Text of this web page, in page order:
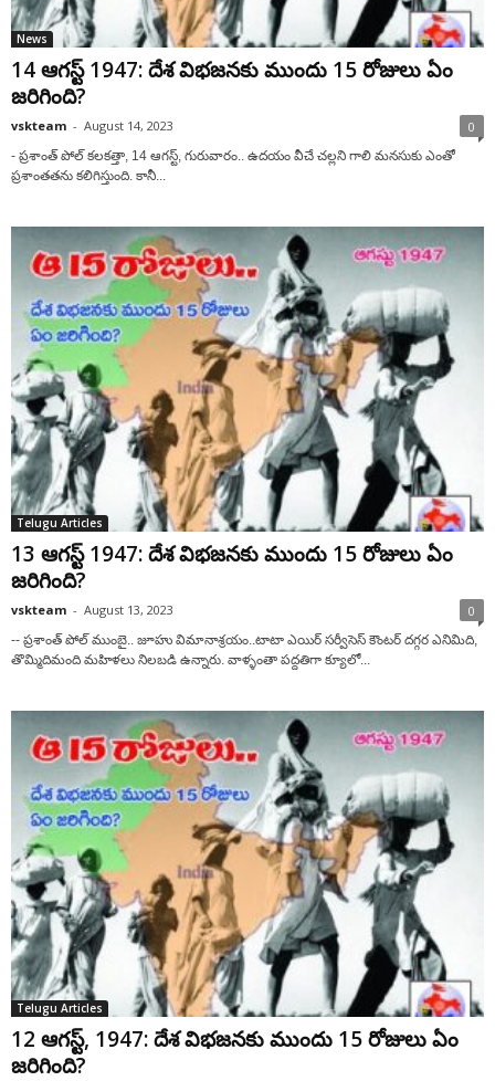
News
14 ఆగస్ట్ 1947: దేశ విభజనకు ముందు 15 రోజులు ఏం
జరిగింది?
vskteam - August 14, 2023 0
- ప్రశాంత్ పోల్ కలకత్తా, 14 ఆగస్ట్, గురువారం.. ఉదయం వీచే చల్లని గాలి మనసుకు ఎంతో
ప్రశాంతతను కలిగిస్తుంది. కానీ...
Telugu Articles
13 ఆగస్ట్ 1947: దేశ విభజనకు ముందు 15 రోజులు ఏం
జరిగింది?
vskteam - August 13, 2023 0
-- ప్రశాంత్ పోల్ ముంబై.. జూహు విమానాశ్రయం..టాటా ఎయిర్ సర్వీసెస్ కౌంటర్ దగ్గర ఎనిమిది,
తొమ్మిదిమంది మహిళలు నిలబడి ఉన్నారు. వాళ్ళంతా పద్దతిగా క్యూలో...
Telugu Articles
12 ఆగస్ట్, 1947: దేశ విభజనకు ముందు 15 రోజులు ఏం
జరిగింది?